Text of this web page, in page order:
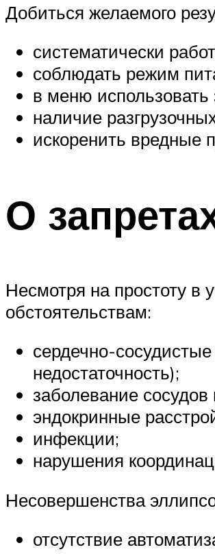
Добиться желаемого
систематически
соблюдать режим
в меню
наличие
искоренить вредные
О
Несмотря на простоту в
обстоятельствам:
сердечно-
недостаточность);
заболевание
эндокринные
инфекции;
нарушения
Несовершенства
отсутствие